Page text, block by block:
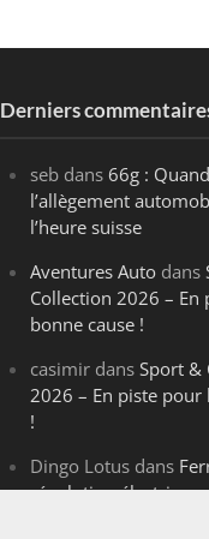
Derniers
seb dans66g :
l’allègement
l’heure suisse
Aventures Auto dans
Collection 2026 – En
bonne cause !
casimir dansSport &
2026 – En piste pour
!
Dingo Lotus dans
révolution électrique